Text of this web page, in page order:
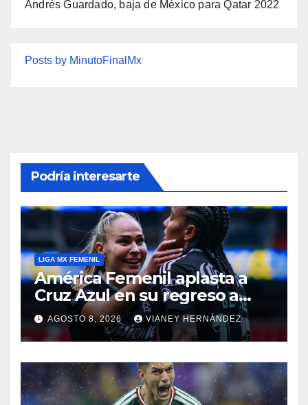
Andrés Guardado, baja de México para Qatar 2022
Posts by MinutoFinalMx
Podría interesarte
LIGA MX FEMENIL
América Femenil aplasta a
Cruz Azul en su regreso a
casa
AGOSTO 8, 2026 VIANEY HERNÁNDEZ